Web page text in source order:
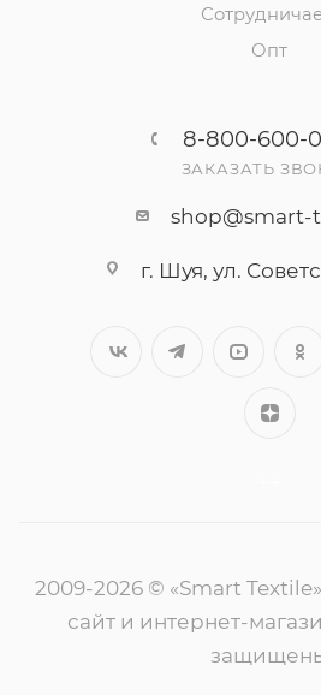
Опт
8-800-600-
ЗАКАЗАТЬ
shop@smart-
г. Шуя, ул.
2009-2026 © «Smart
сайт и интернет-